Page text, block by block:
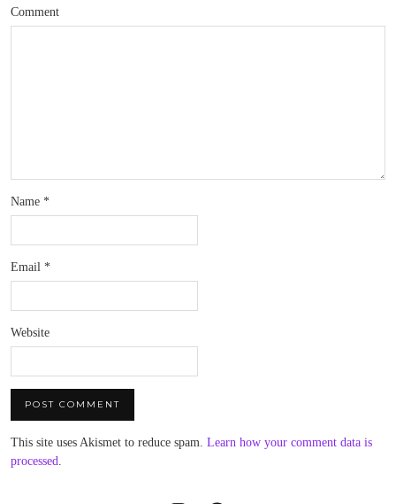
Comment
Name *
Email *
Website
This site uses Akismet to reduce spam. Learn how your comment data is
processed.